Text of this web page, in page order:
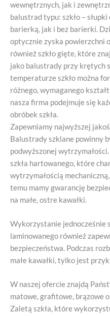
wewnętrznych, jak i
balustrad typu: szkło –
barierką, jak i bez barierki.
optycznie zyska powierzchni
również szkło gięte, które
jako balustrady przy krętych
temperaturze szkło można
różnego, wymaganego
nasza firma podejmuje się
obróbek szkła.
Zapewniamy najwyższej
Balustrady szklane powinny
podwyższonej
szkła hartowanego, które
wytrzymałością
temu mamy gwarancję
na małe, ostre kawałki.
Wykorzystanie jednocześnie
laminowanego również
bezpieczeństwa. Podczas
małe kawałki, tylko jest
W naszej ofercie znajdą
matowe, grafitowe, brązowe
Zaletą szkła, które